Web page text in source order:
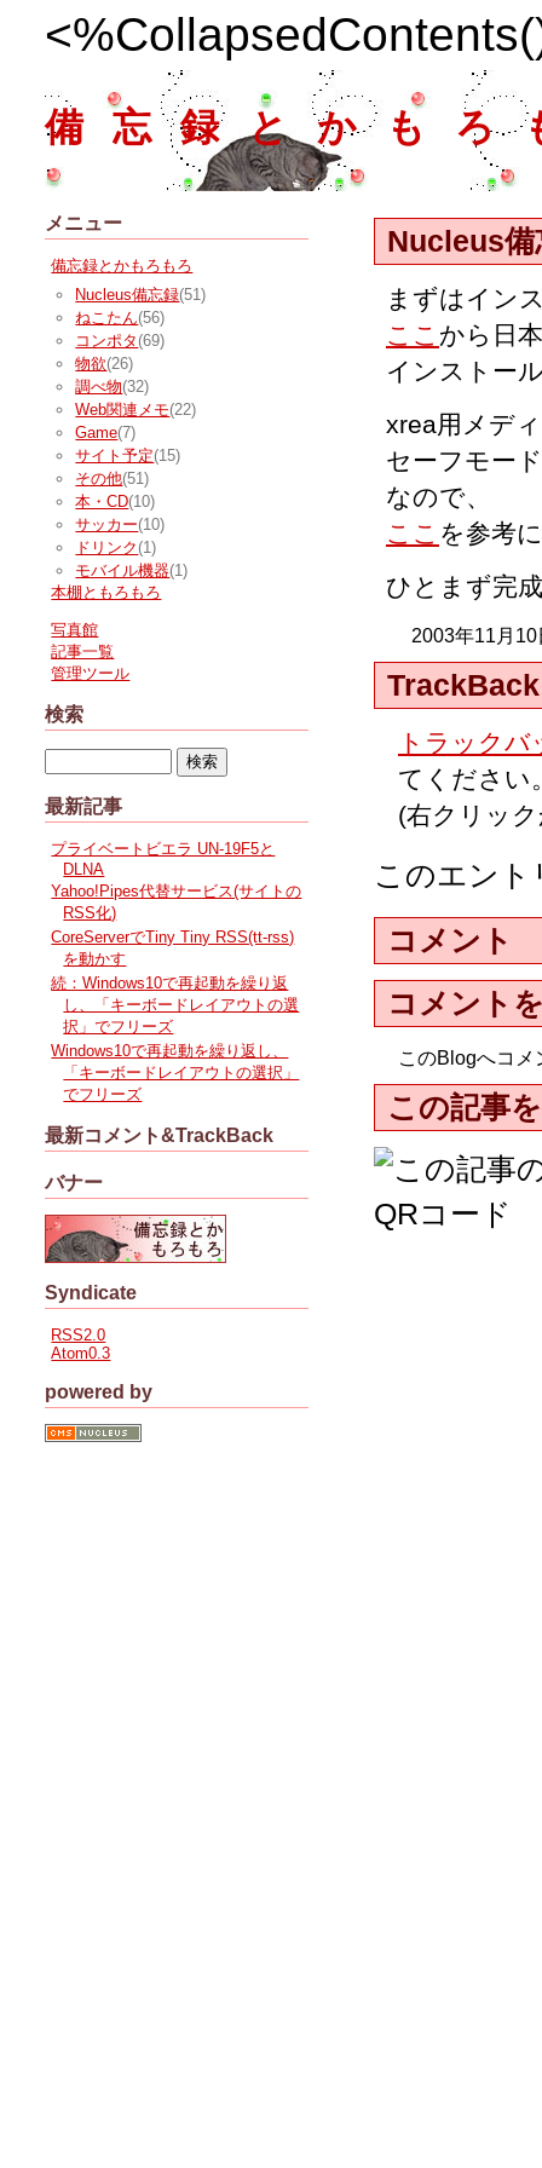
備忘録とかもろ
Nucleus備
まずはイン
ここ から日
インストー
xrea用メデ
セーフモー
なので、
ここ を参考
ひとまず完
2003年11月
TrackBack
トラックバ
てください
(右クリッ
このエン
コメント
コメント
このBlogへコ
この記事
メニュー
備忘録とかもろもろ
Nucleus備忘録(51)
ねこたん(56)
コンポタ (69)
物欲(26)
調べ物(32)
Web関連メモ(22)
Game(7)
サイト予定(15)
その他(51)
本・CD(10)
サッカー(10)
ドリンク (1)
モバイル機器(1)
本棚ともろもろ
写真館
記事一覧
管理ツール
検索
最新記事
プライベートビエラ UN-19F5と
DLNA
Yahoo!Pipes代替サービス(サイトの
RSS化)
CoreServerでTiny Tiny RSS(tt-rss)
を動かす
続：Windows10で再起動を繰り返
し、「キーボードレイアウトの選
択」でフリーズ
Windows10で再起動を繰り返し、
「キーボードレイアウトの選択」
でフリーズ
最新コメント&TrackBack
バナー
Syndicate
RSS2.0
Atom0.3
powered by